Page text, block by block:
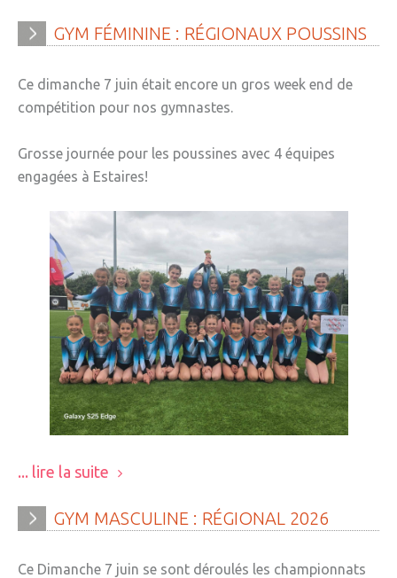
GYM FÉMININE : RÉGIONAUX POUSSINS
Ce dimanche 7 juin était encore un gros week end de
compétition pour nos gymnastes.
Grosse journée pour les poussines avec 4 équipes
engagées à Estaires!
... lire la suite
GYM MASCULINE : RÉGIONAL 2026
Ce Dimanche 7 juin se sont déroulés les championnats